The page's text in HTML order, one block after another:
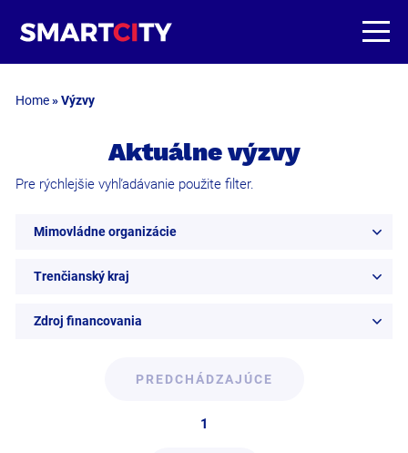
Home»Výzvy
Aktuálne výzvy
Pre rýchlejšie vyhľadávanie použite filter.
Mimovládne organizácie
Trenčianský kraj
Zdroj financovania
PREDCHÁDZAJÚCE
1